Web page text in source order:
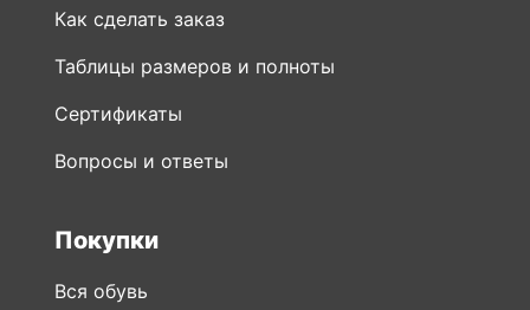
Как сделать заказ
Таблицы размеров и полноты
Сертификаты
Вопросы и ответы
Покупки
Вся обувь